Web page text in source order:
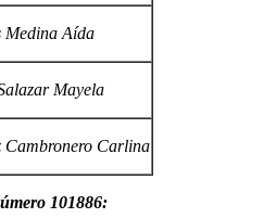
Medina Aída
Mayela
Cambronero Carlina
101886: